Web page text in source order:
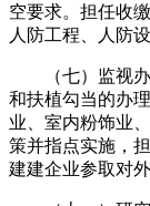
空要求。担任收
人防工程、人防
（七）监视办
和扶植勾当的办
业、室内粉饰业
策并指点实施，
建建企业参取对